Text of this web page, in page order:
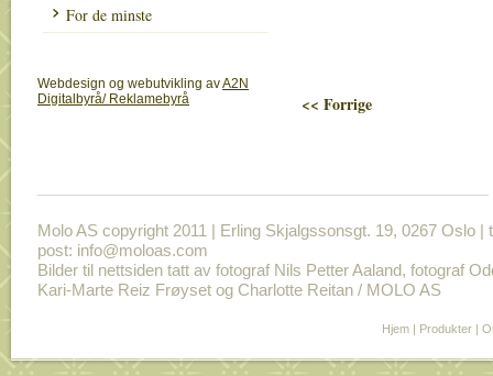
For de minste
<< Forrige
Molo AS copyright 2011 | Erling Skjalgssonsgt. 19, 0267 Oslo |
post: info@moloas.com
Bilder til nettsiden tatt av fotograf Nils Petter Aaland, fotograf
Kari-Marte Reiz Frøyset og Charlotte Reitan / MOLO AS
Webdesign og webutvikling avA2N
Digitalbyrå/ Reklamebyrå
Hjem | Produkter |